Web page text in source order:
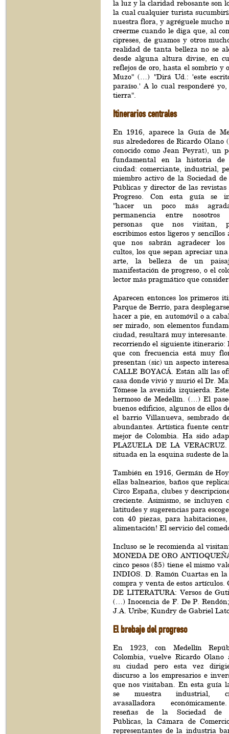
la luz y la claridad rebosante son
la cual cualquier turista
nuestra flora, y agréguele mucho
creerme cuando le diga que, al
cipreses, de guamos y otros
realidad de tanta belleza no se
desde alguna altura divise, en
reflejos de oro, hasta el sombrío y
Muzo" (…) "Dirá Ud.: 'este
paraíso.' A lo cual responderé
tierra".
Itinerarios centrales
En 1916, aparece la Guía de
sus alrededores de Ricardo Olano
conocido como Jean Peyrat), un
fundamental en la historia de
ciudad: comerciante, industrial,
miembro activo de la Sociedad
Públicas y director de las
Progreso. Con esta guía se
"hacer un poco más
permanencia entre
personas que nos visitan,
escribimos estos ligeros y sencillos
que nos sabrán agradecer los
cultos, los que sepan apreciar
arte, la belleza de un
manifestación de progreso, o el
lector más pragmático que
Aparecen entonces los primeros
Parque de Berrío, para
hacer a pie, en automóvil o a
ser mirado, son elementos
ciudad, resultará muy interesante.
recorriendo el siguiente itinerario:
que con frecuencia está muy
presentan (sic) un aspecto
CALLE BOYACÁ. Están allí las
casa donde vivió y murió el Dr.
Tómese la avenida izquierda.
hermoso de Medellín. (…) El
buenos edificios, algunos de ellos
el barrio Villanueva, sembrado
abundantes. Artística fuente
mejor de Colombia. Ha sido
PLAZUELA DE LA
situada en la esquina sudeste de
También en 1916, Germán de
ellas balnearios, baños que
Circo España, clubes y
creciente. Asimismo, se incluyen
latitudes y sugerencias para
con 40 piezas, para
alimentación! El servicio del
Incluso se le recomienda al
MONEDA DE ORO
cinco pesos ($5) tiene el mismo
INDIOS. D. Ramón Cuartas en
compra y venta de estos
DE LITERATURA: Versos de
(…) Inocencia de F. De P.
J.A. Uribe; Kundry de Gabriel
El brebaje del progreso
En 1923, con Medellín
Colombia, vuelve Ricardo
su ciudad pero esta vez
discurso a los empresarios e
que nos visitaban. En esta guía
se muestra industrial,
avasalladora
reseñas de la Sociedad de
Públicas, la Cámara de
representantes de la industria